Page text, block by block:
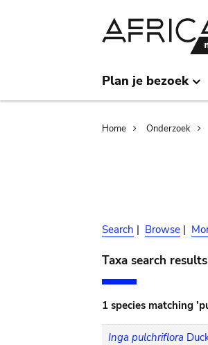
Plan je bezoek
Home Onderzoek
Search | Browse |
Taxa search results
1 species matching
Inga pulchriflora